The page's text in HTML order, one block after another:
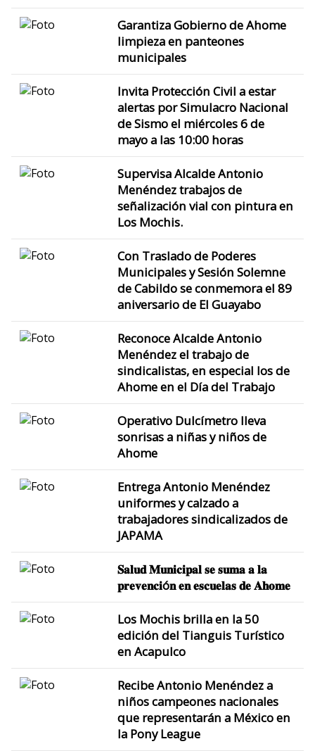
Garantiza Gobierno de Ahome
limpieza en panteones
municipales
Invita Protección Civil a estar
alertas por Simulacro Nacional
de Sismo el miércoles 6 de
mayo a las 10:00 horas
Supervisa Alcalde Antonio
Menéndez trabajos de
señalización vial con pintura en
Los Mochis.
Con Traslado de Poderes
Municipales y Sesión Solemne
de Cabildo se conmemora el 89
aniversario de El Guayabo
Reconoce Alcalde Antonio
Menéndez el trabajo de
sindicalistas, en especial los de
Ahome en el Día del Trabajo
Operativo Dulcímetro lleva
sonrisas a niñas y niños de
Ahome
Entrega Antonio Menéndez
uniformes y calzado a
trabajadores sindicalizados de
JAPAMA
𝐒𝐚𝐥𝐮𝐝 𝐌𝐮𝐧𝐢𝐜𝐢𝐩𝐚𝐥 𝐬𝐞 𝐬𝐮𝐦𝐚 𝐚 𝐥𝐚
𝐩𝐫𝐞𝐯𝐞𝐧𝐜𝐢ó𝐧 𝐞𝐧 𝐞𝐬𝐜𝐮𝐞𝐥𝐚𝐬 𝐝𝐞 𝐀𝐡𝐨𝐦𝐞
Los Mochis brilla en la 50
edición del Tianguis Turístico
en Acapulco
Recibe Antonio Menéndez a
niños campeones nacionales
que representarán a México en
la Pony League